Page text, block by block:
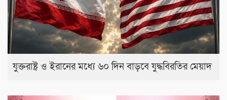
যুক্তরাষ্ট্র ও ইরানের মধ্যে ৬০ দিন বাড়বে যুদ্ধবিরতির মেয়াদ